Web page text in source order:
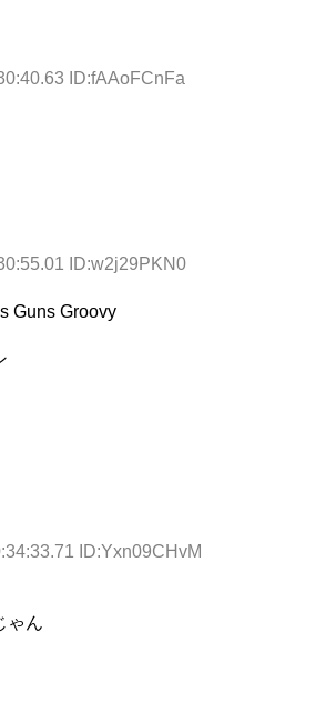
ID:fAAoFCnFa
ID:w2j29PKN0
Guns Groovy
ID:Yxn09CHvM
ゃん